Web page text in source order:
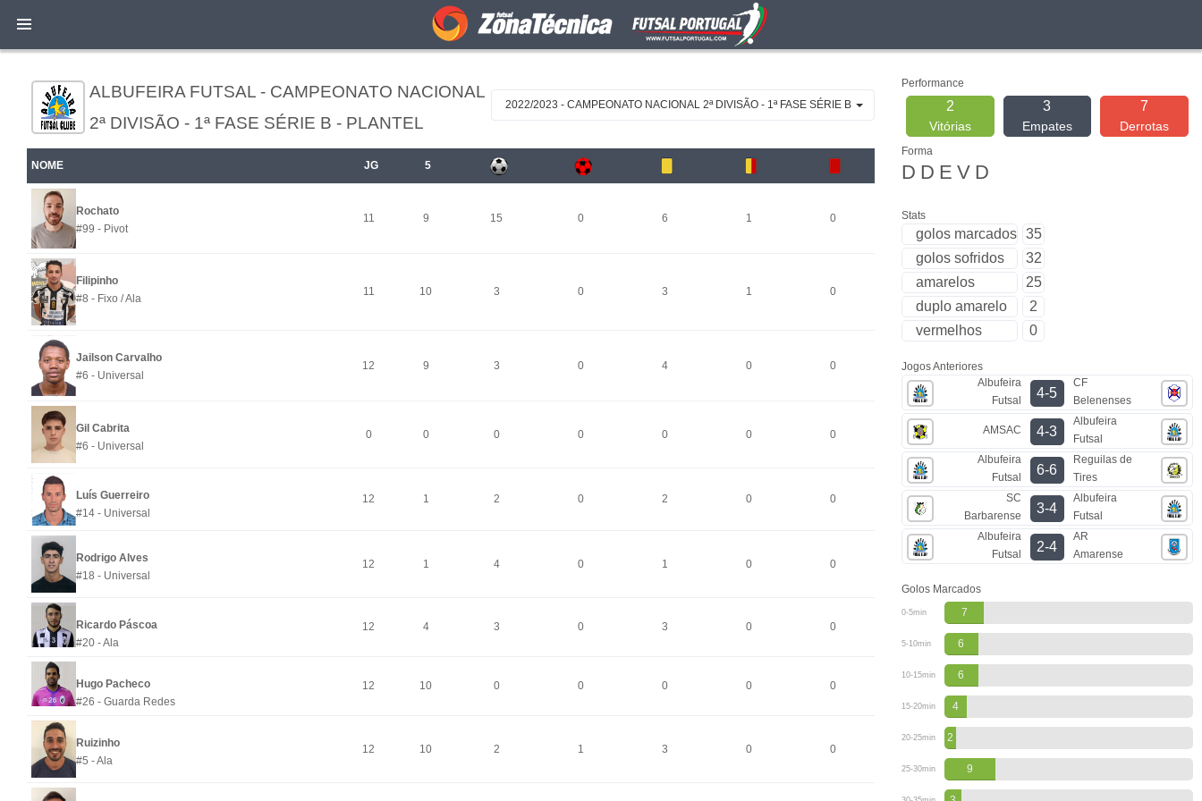
ALBUFEIRA FUTSAL - CAMPEONATO NACIONAL
2ª DIVISÃO - 1ª FASE SÉRIE B - PLANTEL
2022/2023 - CAMPEONATO NACIONAL 2ª DIVISÃO - 1ª FASE SÉRIE B
NOME JG 5
Rochato
#99 - Pivot
11 9 15 0 6 1 0
Filipinho
#8 - Fixo / Ala
11 10 3 0 3 1 0
Jailson Carvalho
#6 - Universal
12 9 3 0 4 0 0
Gil Cabrita
#6 - Universal
0 0 0 0 0 0 0
Luís Guerreiro
#14 - Universal
12 1 2 0 2 0 0
Rodrigo Alves
#18 - Universal
12 1 4 0 1 0 0
Ricardo Páscoa
#20 - Ala
12 4 3 0 3 0 0
Hugo Pacheco
#26 - Guarda Redes
12 10 0 0 0 0 0
Ruizinho
#5 - Ala
12 10 2 1 3 0 0
Performance
2
Vitórias
3
Empates
7
Derrotas
Forma
D D E V D
Stats
golos marcados 35
golos sofridos
32
amarelos
25
duplo amarelo
2
vermelhos
0
Jogos Anteriores
Albufeira
Futsal
4-5
CF
Belenenses
AMSAC 4-3
Albufeira
Futsal
Albufeira
Futsal
6-6
Reguilas de
Tires
SC
Barbarense
3-4
Albufeira
Futsal
Albufeira
Futsal
2-4
AR
Amarense
Golos Marcados
0-5min 7
5-10min 6
10-15min 6
15-20min 4
20-25min 2
25-30min 9